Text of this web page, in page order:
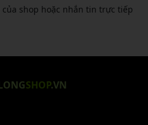
shop hoặc nhắn tin trực tiếp
SHOP.VN